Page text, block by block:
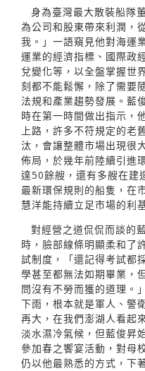
身為臺灣最大散裝船隊
為公司和股東帶來利潤，
我。」一語窺見他對海運
運業的經濟指標、國際政
兌變化等，以全盤掌握世
刻都不能鬆懈，除了需要
法規和產業趨勢發展。藍
時在第一時間做出指示，
上路，許多不符規定的老
汰，會讓整體市場出現很
佈局，於幾年前陸續引進
達50餘艘，還有多艘在建
最新環保規則的船隻，在
慧洋能持續立足市場的利
對經營之道侃侃而談的
時，臉部線條明顯柔和了
試制度，「還記得考試都
學甚至都無法如期畢業，
問沒有不勞而獲的道理。
下雨，根本就是軍人、警
再大，在我們澎湖人看起
淡水濕冷氣候，但藍俊昇
參加春之饗宴活動，對母
仍以他最熟悉的方式，下